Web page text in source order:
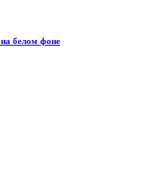
белом фоне